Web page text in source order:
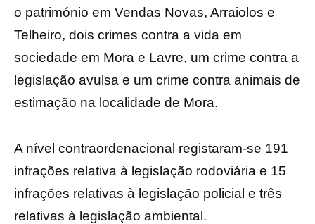
o património em Vendas Novas, Arraiolos e
Telheiro, dois crimes contra a vida em
sociedade em Mora e Lavre, um crime contra a
legislação avulsa e um crime contra animais de
estimação na localidade de Mora.
A nível contraordenacional registaram-se 191
infrações relativa à legislação rodoviária e 15
infrações relativas à legislação policial e três
relativas à legislação ambiental.